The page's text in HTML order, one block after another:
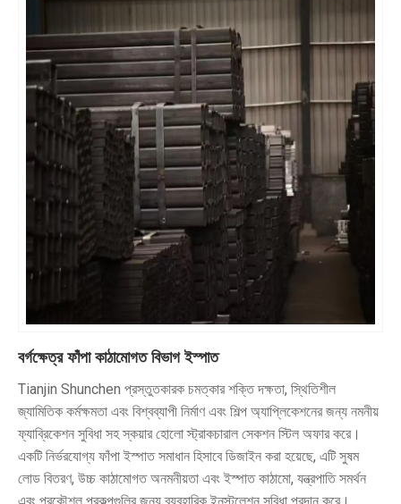
বর্গক্ষেত্র ফাঁপা কাঠামোগত বিভাগ ইস্পাত
Tianjin Shunchen প্রস্তুতকারক চমত্কার শক্তি দক্ষতা, স্থিতিশীল
জ্যামিতিক কর্মক্ষমতা এবং বিশ্বব্যাপী নির্মাণ এবং শিল্প অ্যাপ্লিকেশনের জন্য নমনীয়
ফ্যাব্রিকেশন সুবিধা সহ স্কয়ার হোলো স্ট্রাকচারাল সেকশন স্টিল অফার করে।
একটি নির্ভরযোগ্য ফাঁপা ইস্পাত সমাধান হিসাবে ডিজাইন করা হয়েছে, এটি সুষম
লোড বিতরণ, উচ্চ কাঠামোগত অনমনীয়তা এবং ইস্পাত কাঠামো, যন্ত্রপাতি সমর্থন